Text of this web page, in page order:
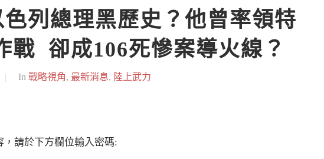
列總理黑歷史？他曾率領特
戰  卻成106死慘案導火線？
In 戰略視角, 最新消息, 陸上武力
請於下方欄位輸入密碼: